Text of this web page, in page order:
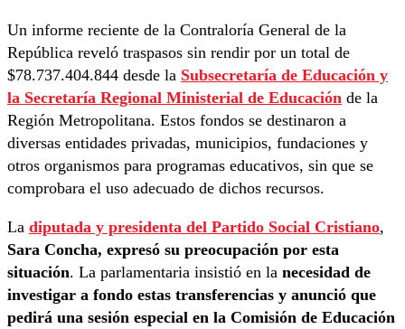
Un informe reciente de la Contraloría General de la
República reveló traspasos sin rendir por un total de
$78.737.404.844 desde la Subsecretaría de Educación y
la Secretaría Regional Ministerial de Educación de la
Región Metropolitana. Estos fondos se destinaron a
diversas entidades privadas, municipios, fundaciones y
otros organismos para programas educativos, sin que se
comprobara el uso adecuado de dichos recursos.
La diputada y presidenta del Partido Social Cristiano,
Sara Concha, expresó su preocupación por esta
situación. La parlamentaria insistió en la necesidad de
investigar a fondo estas transferencias y anunció que
pedirá una sesión especial en la Comisión de Educación